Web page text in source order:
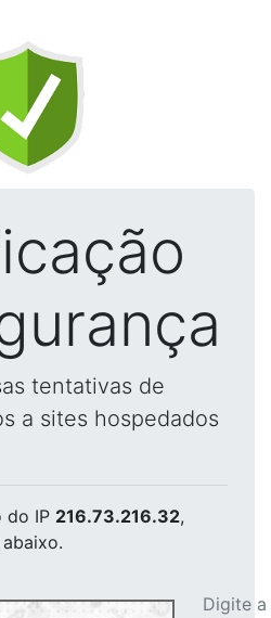
tentativas de
a sites hospedados
do IP 216.73.216.32,
Digite